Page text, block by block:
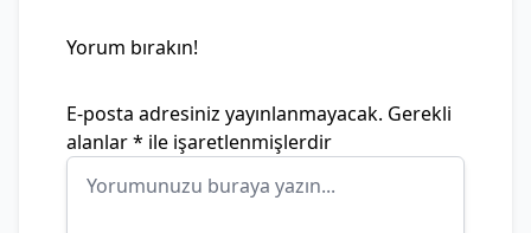
Yorum bırakın!
E-posta adresiniz yayınlanmayacak. Gerekli
alanlar* ile işaretlenmişlerdir